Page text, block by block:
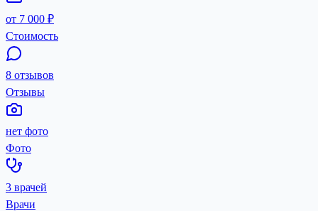
от 7 000 ₽
Стоимость
8 отзывов
Отзывы
нет фото
Фото
3 врачей
Врачи